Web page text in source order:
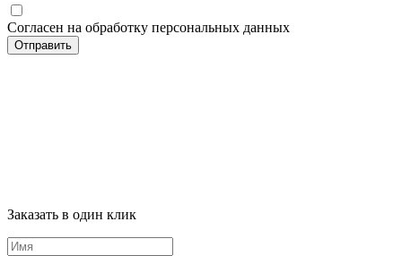
Согласен на обработку персональных данных
Отправить
Заказать в один клик